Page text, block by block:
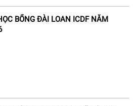
BỔNG ĐÀI LOAN ICDF NĂM